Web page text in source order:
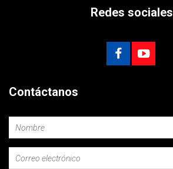
Redes sociales
Contáctanos